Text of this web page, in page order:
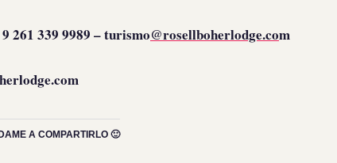
261 339 9989– turismo@rosellboherlodge.com
A COMPARTIRLO 🙂